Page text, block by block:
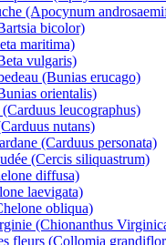
(Apocynum
bicolor)
maritima)
vulgaris)
(Bunias erucago)
orientalis)
leucographus)
nutans)
(Carduus personata)
(Cercis siliquastrum)
diffusa)
laevigata)
obliqua)
(Chionanthus
fleurs (Collomia